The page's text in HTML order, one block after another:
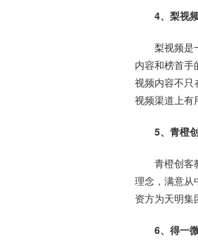
4、梨视
梨视频是
内容和榜首手
视频内容不只
视频渠道上有
5、青橙
青橙创客
理念，满意从
资方为天明集
6、得一